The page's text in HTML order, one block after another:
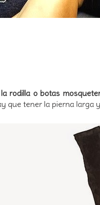
rodilla o botas
que tener la pierna larga